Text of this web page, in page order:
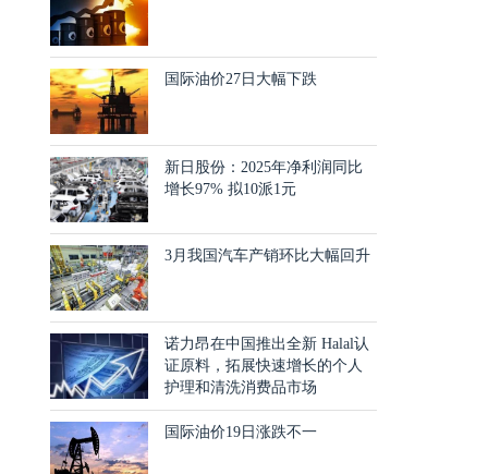
国际油价27日大幅下跌
新日股份：2025年净利润同比
增长97% 拟10派1元
3月我国汽车产销环比大幅回升
诺力昂在中国推出全新 Halal认
证原料，拓展快速增长的个人
护理和清洗消费品市场
国际油价19日涨跌不一